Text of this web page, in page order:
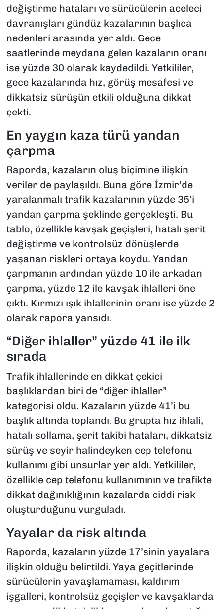
değiştirme hataları ve sürücülerin aceleci
davranışları gündüz kazalarının başlıca
nedenleri arasında yer aldı. Gece
saatlerinde meydana gelen kazaların oranı
ise yüzde 30 olarak kaydedildi. Yetkililer,
gece kazalarında hız, görüş mesafesi ve
dikkatsiz sürüşün etkili olduğuna dikkat
çekti.
En yaygın kaza türü yandan
çarpma
Raporda, kazaların oluş biçimine ilişkin
veriler de paylaşıldı. Buna göre İzmir’de
yaralanmalı trafik kazalarının yüzde 35’i
yandan çarpma şeklinde gerçekleşti. Bu
tablo, özellikle kavşak geçişleri, hatalı şerit
değiştirme ve kontrolsüz dönüşlerde
yaşanan riskleri ortaya koydu. Yandan
çarpmanın ardından yüzde 10 ile arkadan
çarpma, yüzde 12 ile kavşak ihlalleri öne
çıktı. Kırmızı ışık ihlallerinin oranı ise yüzde 2
olarak rapora yansıdı.
“Diğer ihlaller” yüzde 41 ile ilk
sırada
Trafik ihlallerinde en dikkat çekici
başlıklardan biri de “diğer ihlaller”
kategorisi oldu. Kazaların yüzde 41’i bu
başlık altında toplandı. Bu grupta hız ihlali,
hatalı sollama, şerit takibi hataları, dikkatsiz
sürüş ve seyir halindeyken cep telefonu
kullanımı gibi unsurlar yer aldı. Yetkililer,
özellikle cep telefonu kullanımının ve trafikte
dikkat dağınıklığının kazalarda ciddi risk
oluşturduğunu vurguladı.
Yayalar da risk altında
Raporda, kazaların yüzde 17’sinin yayalara
ilişkin olduğu belirtildi. Yaya geçitlerinde
sürücülerin yavaşlamaması, kaldırım
işgalleri, kontrolsüz geçişler ve kavşaklarda